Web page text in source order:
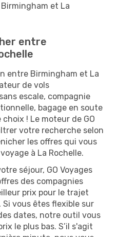
et La
entre
entre Birmingham et La
de vols
escale, compagnie
bagage en soute
! Le moteur de GO
votre recherche selon
les offres qui vous
à La Rochelle.
séjour, GO Voyages
des compagnies
prix pour le trajet
vous êtes flexible sur
dates, notre outil vous
le plus bas. S’il s'agit